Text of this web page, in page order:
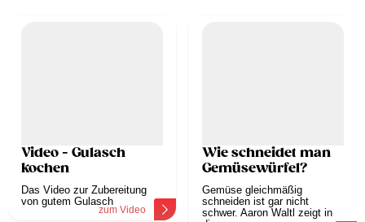
Video - Gulasch
kochen
Das Video zur Zubereitung
von gutem Gulasch
zum Video
Wie schneidet man
Gemüsewürfel?
Gemüse gleichmäßig
schneiden ist gar nicht
schwer. Aaron Waltl zeigt in